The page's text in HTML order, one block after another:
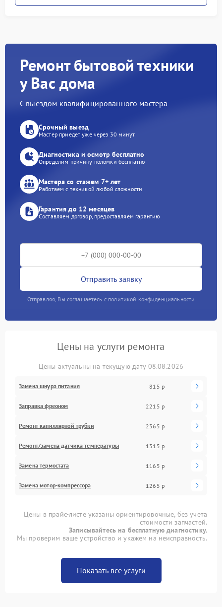
Ремонт бытовой техники
у Вас дома
С выездом квалифицированного мастера
Срочный выезд
Мастер приедет уже через 30 минут
Диагностика и осмотр бесплатно
Определим причину поломки бесплатно
Мастера со стажем 7+ лет
Работаем с техникой любой сложности
Гарантия до 12 месяцев
Составляем договор, предоставляем гарантию
Отправить заявку
Отправляя, Вы соглашаетесь с политикой конфиденциальности
Цены на услуги ремонта
Цены актуальны на текущую дату 08.08.2026
Замена шнура питания 815 р
Заправка фреоном 2215 р
Ремонт капиллярной трубки 2365 р
Ремонт/замена датчика температуры 1315 р
Замена термостата 1165 р
Замена мотор-компрессора 1265 р
Цены в прайс-листе указаны ориентировочные, без учета
стоимости запчастей.
Записывайтесь на бесплатную диагностику.
Мы проверим ваше устройство и укажем на неисправность.
Показать все услуги